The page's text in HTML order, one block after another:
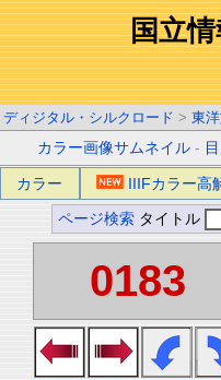
国立
ディジタル・シルクロード > 東
カラー画像サムネイル -
カラー IIIFカラー高
ページ検索 タイトル
0183